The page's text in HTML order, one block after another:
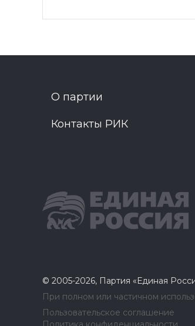
О партии
Контакты РИК
© 2005-2026, Партия «Единая
При полном или частичном
Пользовательское соглашение